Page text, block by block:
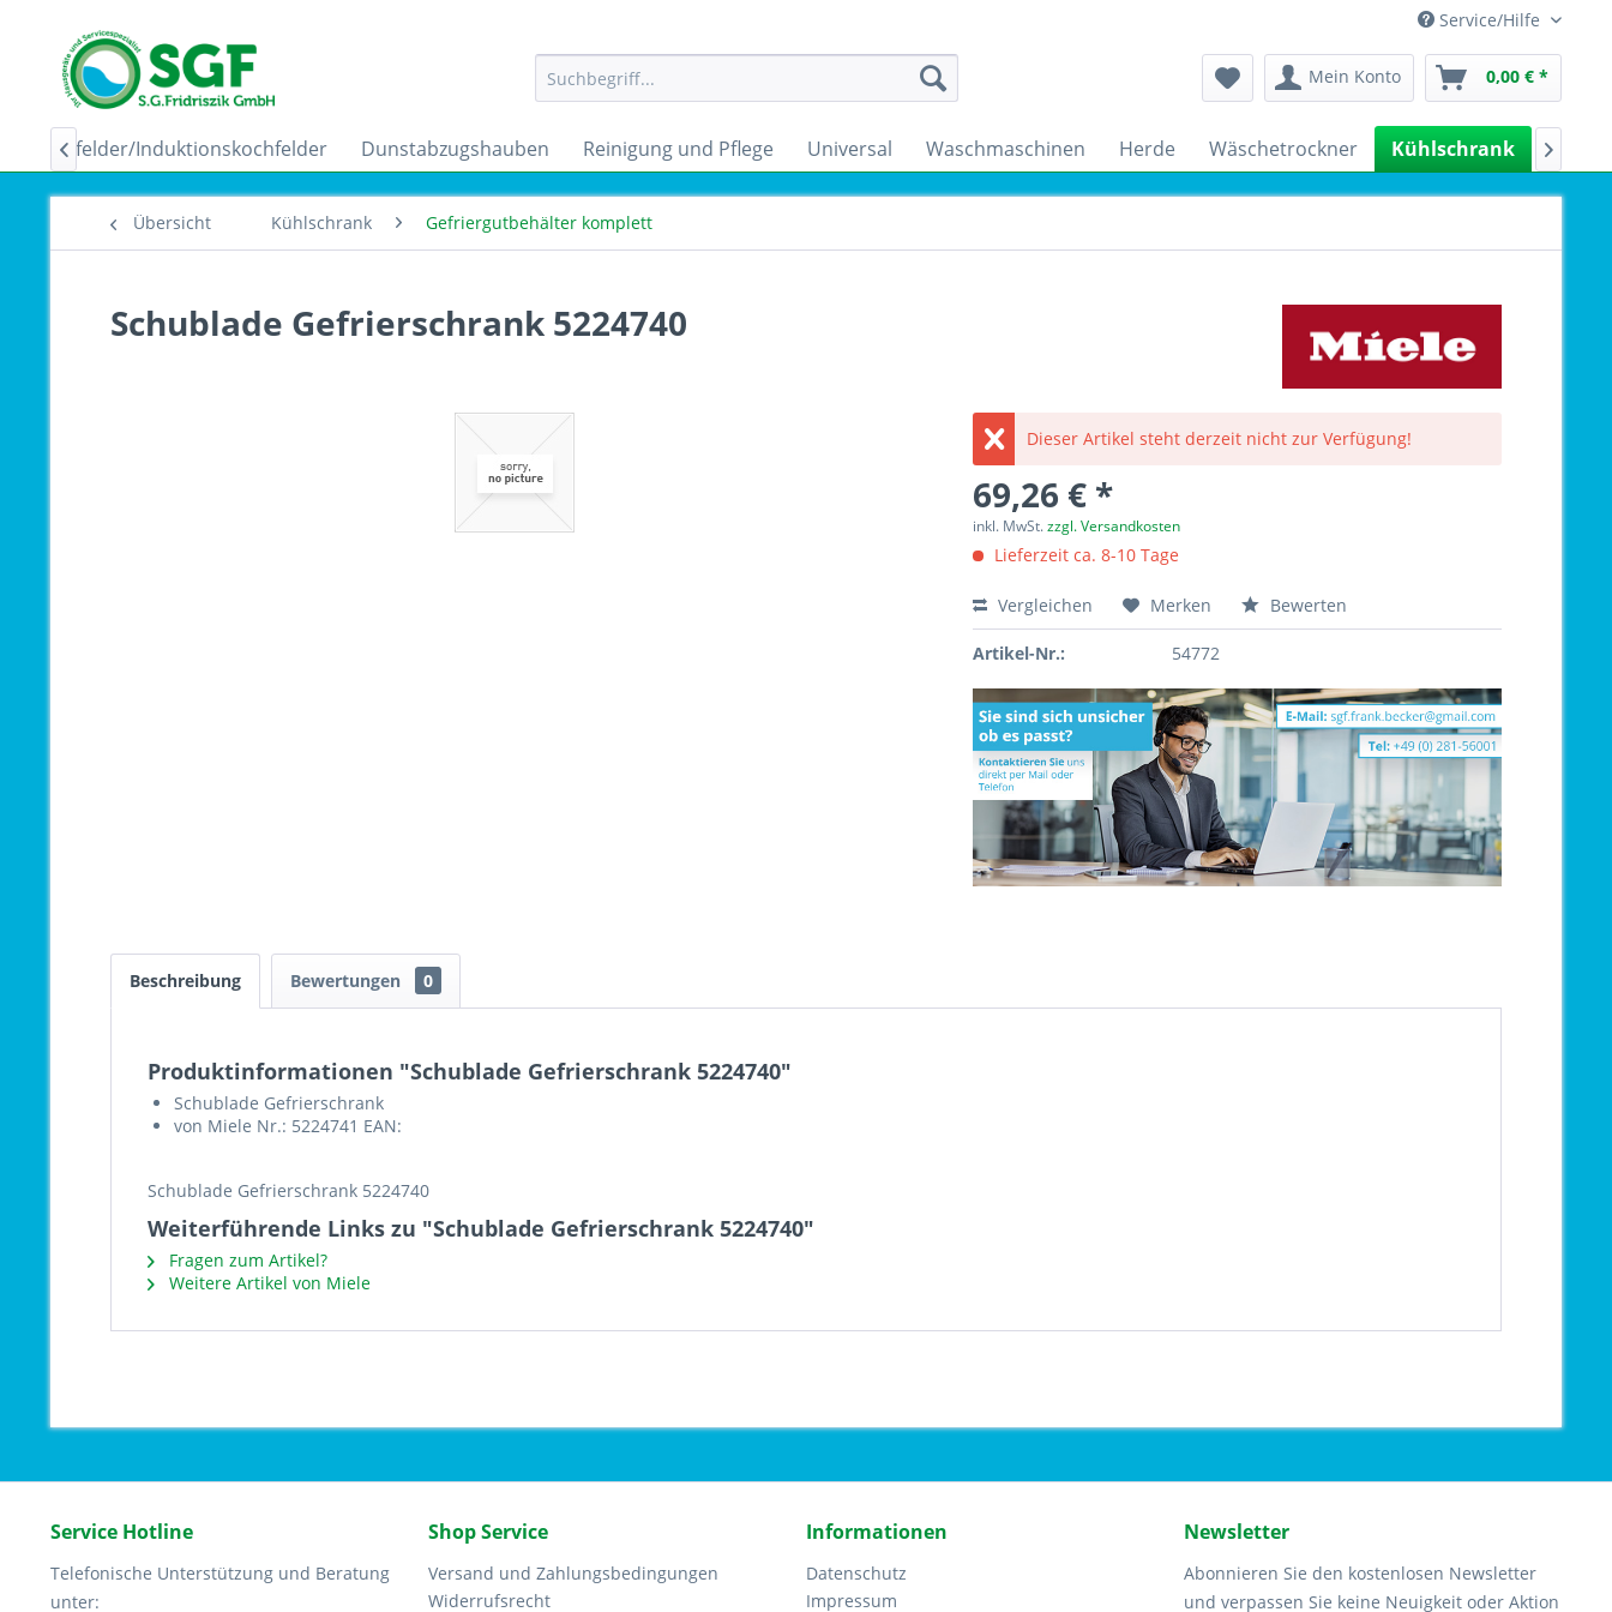
Service/Hilfe
Mein Konto 0,00 € *
Ceranfelder/Induktionskochfelder Dunstabzugshauben Reinigung und Pflege Universal Waschmaschinen Herde Wäschetrockner Kühlschrank
 
Übersicht Kühlschrank Gefriergutbehälter komplett
Schublade Gefrierschrank 5224740
Dieser Artikel steht derzeit nicht zur Verfügung!
69,26 € *
inkl. MwSt.zzgl. Versandkosten
Lieferzeit ca. 8-10 Tage
Vergleichen Merken Bewerten
Artikel-Nr.: 54772
Beschreibung Bewertungen 0
Produktinformationen "Schublade Gefrierschrank 5224740"
Schublade Gefrierschrank
von Miele Nr.: 5224741 EAN:
Schublade Gefrierschrank 5224740
Weiterführende Links zu "Schublade Gefrierschrank 5224740"
Fragen zum Artikel?
Weitere Artikel von Miele
Service Hotline
Telefonische Unterstützung und Beratung
unter:
Shop Service
Versand und Zahlungsbedingungen
Widerrufsrecht
Informationen
Datenschutz
Impressum
Newsletter
Abonnieren Sie den kostenlosen Newsletter
und verpassen Sie keine Neuigkeit oder Aktion